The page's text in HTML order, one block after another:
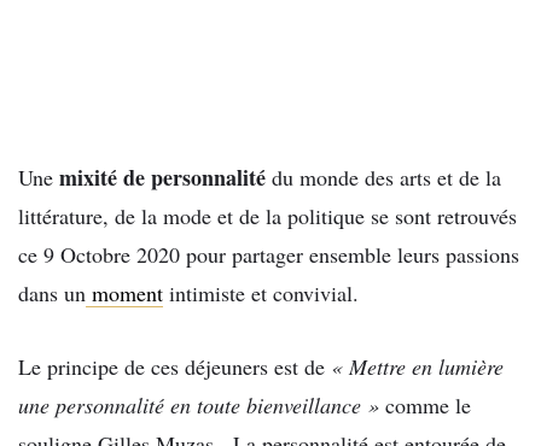
Une mixité de personnalité du monde des arts et de la
littérature, de la mode et de la politique se sont retrouvés
ce 9 Octobre 2020 pour partager ensemble leurs passions
dans un moment intimiste et convivial.
Le principe de ces déjeuners est de « Mettre en lumière
une personnalité en toute bienveillance » comme le